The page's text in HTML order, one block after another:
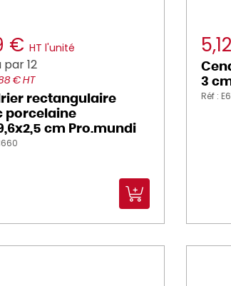
€ HT l'unité
par 12
€ HT
rectangulaire
porcelaine
cm Pro.mundi
3
Réf :